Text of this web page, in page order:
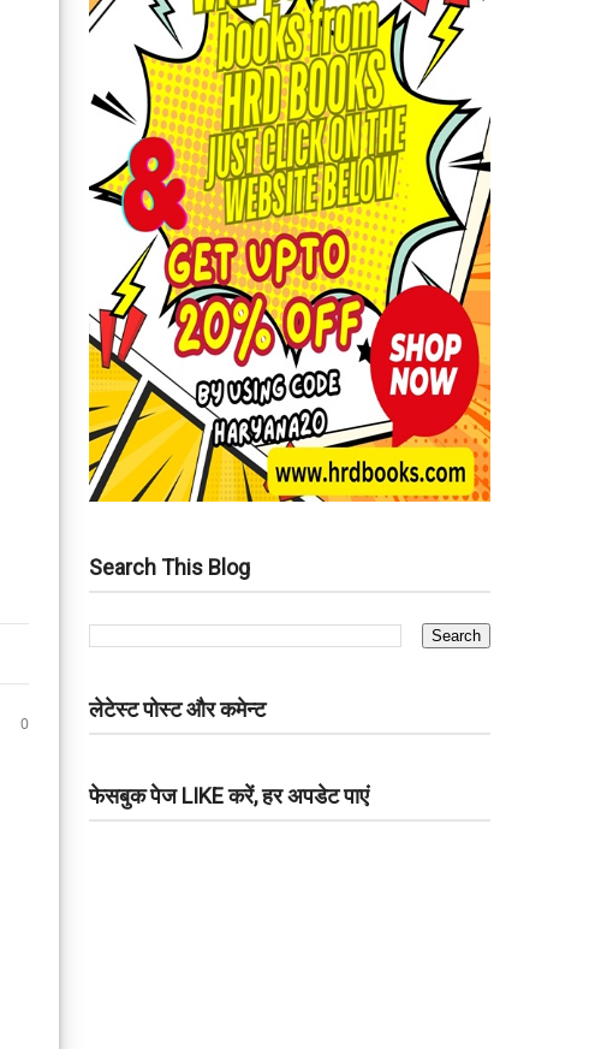
0
Search This Blog
लेटेस्ट पोस्ट और कमेन्ट
फेसबुक पेज LIKE करें, हर अपडेट पाएं